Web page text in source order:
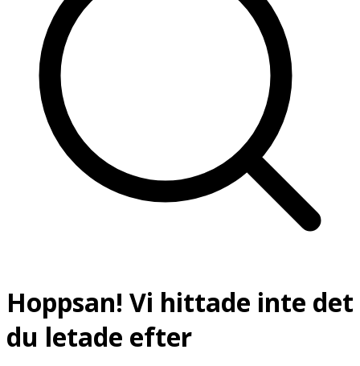
Hoppsan! Vi hittade inte det
du letade efter